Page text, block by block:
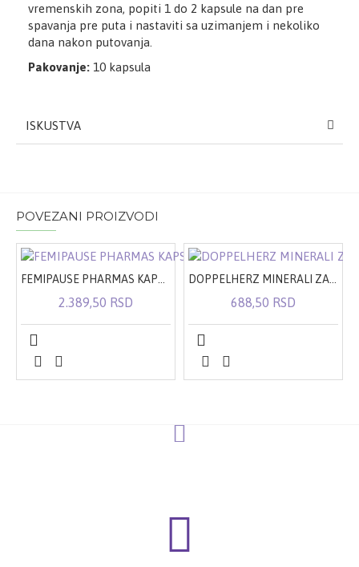
vremenskih zona, popiti 1 do 2 kapsule na dan pre
spavanja pre puta i nastaviti sa uzimanjem i nekoliko
dana nakon putovanja.
Pakovanje: 10 kapsula
ISKUSTVA
POVEZANI PROIZVODI
2.389,50 RSD
DOPPELHERZ MINERALI ZA ŽENE TABLETE A30
688,50 RSD